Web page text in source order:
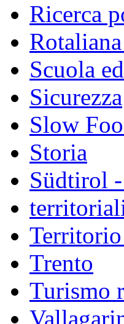
Ricerca
Scuola
Sicurezza
Slow
Storia
Südtirol
Trento
Turismo